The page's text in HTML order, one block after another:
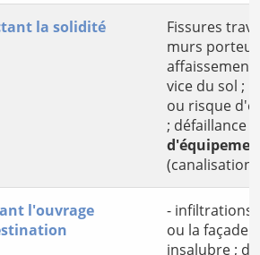
la solidité
Fissures
murs
vice du sol ;
ou risque
; défaillance
(canalisation
l'ouvrage
- infiltrations
ou la façade
insalubre ;